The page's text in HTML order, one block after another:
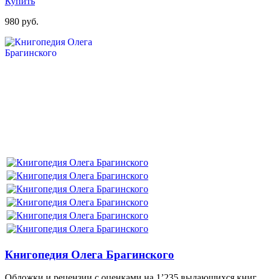
980 руб.
Книгопедия Олега Брагинского